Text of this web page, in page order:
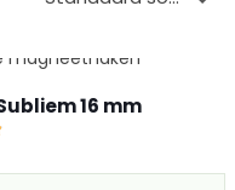
16 mm